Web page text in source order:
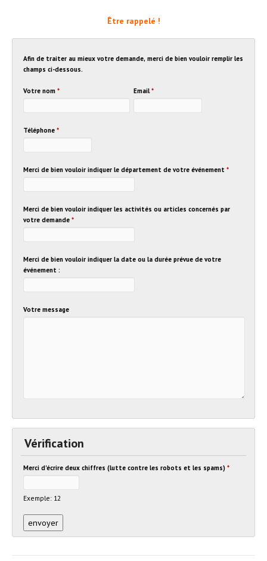
Être rappelé !
Afin de traiter au mieux votre demande, merci de bien vouloir remplir les
champs ci-dessous.
Votre nom * Email*
Téléphone *
Merci de bien vouloir indiquer le département de votre événement *
Merci de bien vouloir indiquer les activités ou articles concernés par
votre demande *
Merci de bien vouloir indiquer la date ou la durée prévue de votre
événement :
Votre message
Vérification
Merci d'écrire deux chiffres (lutte contre les robots et les spams) *
Exemple: 12